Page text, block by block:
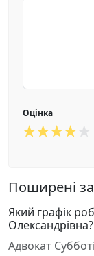
Оцінка
Поширені
Який графік
Олександрівна?
Адвокат